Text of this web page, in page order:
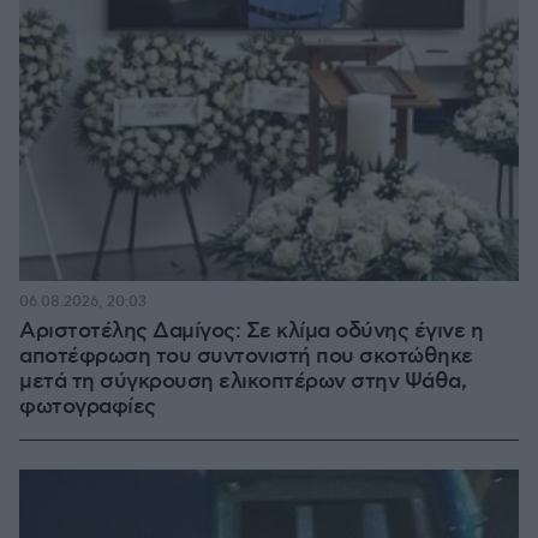
Αριστοτέλης Δαμίγος: Σε κλίμα οδύνης έγινε η
αποτέφρωση του συντονιστή που σκοτώθηκε
μετά τη σύγκρουση ελικοπτέρων στην Ψάθα,
φωτογραφίες
06.08.2026, 20:03